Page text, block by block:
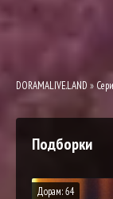
DORAMALIVE.LAND »
Подборки
Дорам: 64